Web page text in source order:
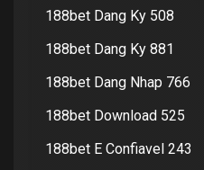
188bet Dang Ky 508
188bet Dang Ky 881
188bet Dang Nhap 766
188bet Download 525
188bet E Confiavel 243